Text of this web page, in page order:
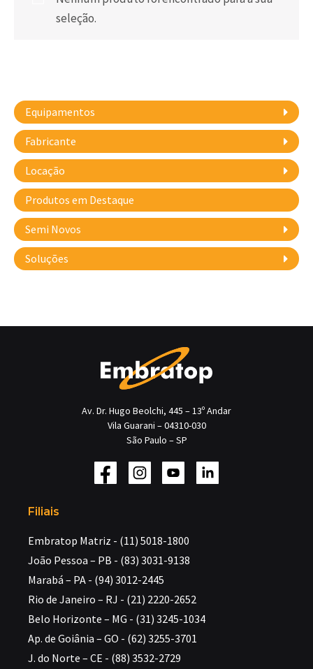
Equipamentos
Fabricante
Locação
Produtos em Destaque
Semi Novos
Soluções
seleção.
Av. Dr. Hugo Beolchi, 445 – 13º Andar
Vila Guarani – 04310-030
São Paulo – SP
Filiais
Embratop Matriz - (11) 5018-1800
João Pessoa – PB - (83) 3031-9138
Marabá – PA - (94) 3012-2445
Rio de Janeiro – RJ - (21) 2220-2652
Belo Horizonte – MG - (31) 3245-1034
Ap. de Goiânia – GO - (62) 3255-3701
J. do Norte – CE - (88) 3532-2729